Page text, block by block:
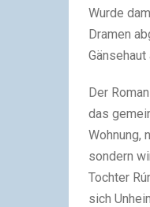
Wurde
Dramen
Gänsehaut
Der
das
Wohnung,
sondern
Tochter
sich